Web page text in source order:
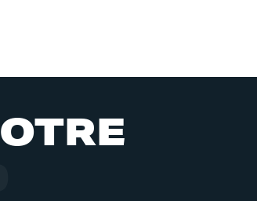
OTRE